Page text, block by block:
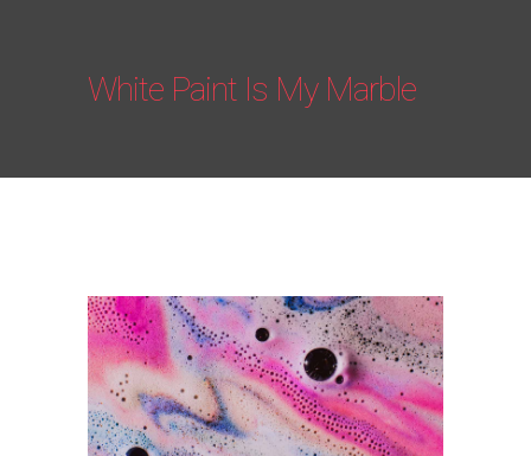
White Paint Is My Marble